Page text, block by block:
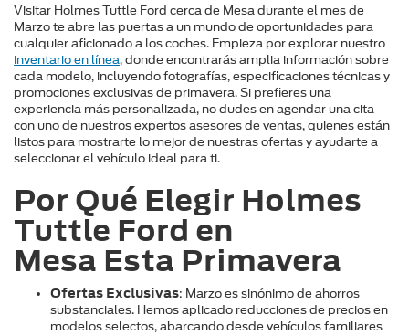
Visitar Holmes Tuttle Ford cerca de Mesa durante el mes de
Marzo te abre las puertas a un mundo de oportunidades para
inventario en línea, donde encontrarás amplia información sobre
cada modelo, incluyendo fotografías, especificaciones técnicas y
promociones exclusivas de primavera. Si prefieres una
experiencia más personalizada, no dudes en agendar una cita
con uno de nuestros expertos asesores de ventas, quienes están
listos para mostrarte lo mejor de nuestras ofertas y ayudarte a
seleccionar el vehículo ideal para ti.
Por Qué Elegir Holmes
Tuttle Ford en
Mesa Esta Primavera
Ofertas Exclusivas: Marzo es sinónimo de ahorros
substanciales. Hemos aplicado reducciones de precios en
modelos selectos, abarcando desde vehículos familiares